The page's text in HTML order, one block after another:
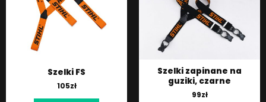
Szelki FS
105zł
Szelki zapinane na
guziki, czarne
99zł